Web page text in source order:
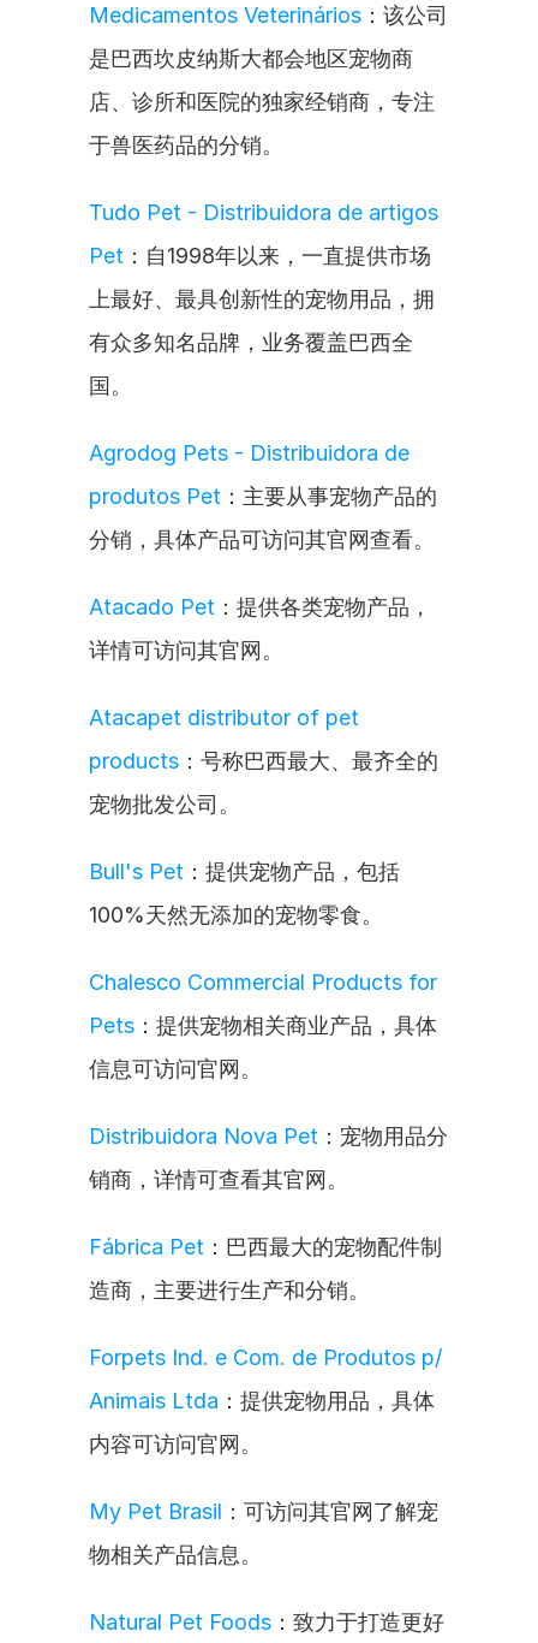
Medicamentos Veterinários ：该公司
是巴西坎皮纳斯大都会地区宠物商
店、诊所和医院的独家经销商，专注
于兽医药品的分销。
Tudo Pet - Distribuidora de artigos
Pet ：自1998年以来，一直提供市场
上最好、最具创新性的宠物用品，拥
有众多知名品牌，业务覆盖巴西全
国。
Agrodog Pets - Distribuidora de
produtos Pet ：主要从事宠物产品的
分销，具体产品可访问其官网查看。
Atacado Pet ：提供各类宠物产品，
详情可访问其官网。
Atacapet distributor of pet
products ：号称巴西最大、最齐全的
宠物批发公司。
Bull's Pet ：提供宠物产品，包括
100%天然无添加的宠物零食。
Chalesco Commercial Products for
Pets ：提供宠物相关商业产品，具体
信息可访问官网。
Distribuidora Nova Pet ：宠物用品分
销商，详情可查看其官网。
Fábrica Pet ：巴西最大的宠物配件制
造商，主要进行生产和分销。
Forpets Ind. e Com. de Produtos p/
Animais Ltda ：提供宠物用品，具体
内容可访问官网。
My Pet Brasil ：可访问其官网了解宠
物相关产品信息。
Natural Pet Foods ：致力于打造更好